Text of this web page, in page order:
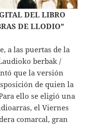
DEL LIBRO
DE LLODIO”
a las puertas de la
berbak /
que la versión
de quien la
ello se eligió una
el Viernes
comarcal, gran